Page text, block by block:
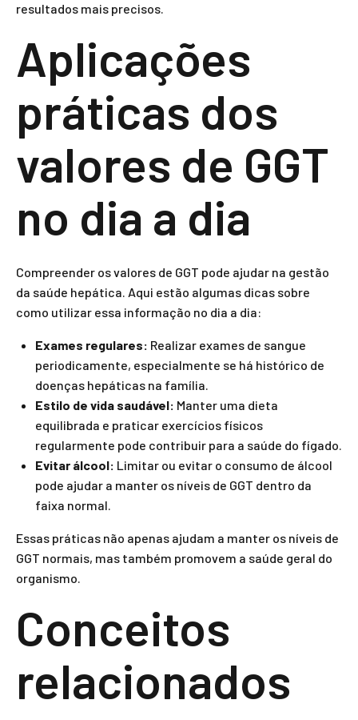
resultados mais precisos.
Aplicações
práticas dos
valores de GGT
no dia a dia
Compreender os valores de GGT pode ajudar na gestão
da saúde hepática. Aqui estão algumas dicas sobre
como utilizar essa informação no dia a dia:
Exames regulares: Realizar exames de sangue
periodicamente, especialmente se há histórico de
doenças hepáticas na família.
Estilo de vida saudável: Manter uma dieta
equilibrada e praticar exercícios físicos
regularmente pode contribuir para a saúde do fígado.
Evitar álcool: Limitar ou evitar o consumo de álcool
pode ajudar a manter os níveis de GGT dentro da
faixa normal.
Essas práticas não apenas ajudam a manter os níveis de
GGT normais, mas também promovem a saúde geral do
organismo.
Conceitos
relacionados